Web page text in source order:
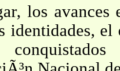
los
identidades,